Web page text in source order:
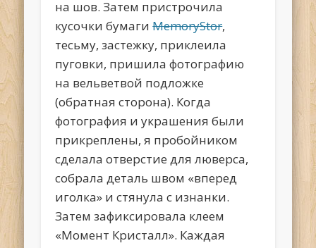
на шов. Затем пристрочила
кусочки бумагиMemoryStor,
тесьму, застежку, приклеила
пуговки, пришила фотографию
на вельветвой подложке
(обратная сторона). Когда
фотография и украшения были
прикреплены, я пробойником
сделала отверстие для люверса,
собрала деталь швом «вперед
иголка» и стянула с изнанки.
Затем зафиксировала клеем
«Момент Кристалл». Каждая